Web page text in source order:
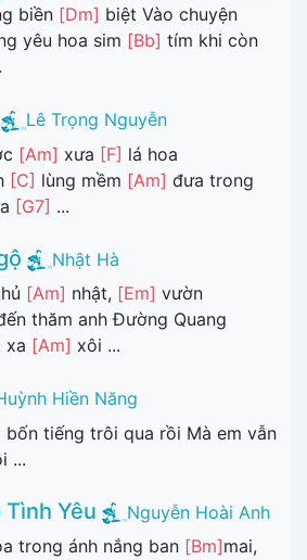
biền [Dm] biệt Vào chuyện
yêu hoa sim [Bb] tím khi còn
Lê Trọng Nguyễn
[Am] xưa [F] lá hoa
[C] lùng mềm [Am] đưa trong
[G7] ...
Nhật Hà
[Am] nhật, [Em] vườn
thăm anh Đường Quang
xa [Am] xôi ...
Hiền Năng
bốn tiếng trôi qua rồi Mà em vẫn
...
Yêu
Nguyễn Hoài Anh
trong ánh nắng ban [Bm]mai,